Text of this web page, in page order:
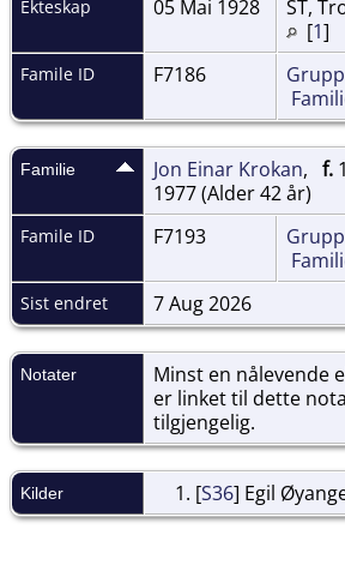
Ekteskap 05 Mai 1928
ST,
[1]
Famile ID F7186
Familie Jon Einar Krokan, f.
1977 (Alder 42 år)
Famile ID F7193
Sist endret 7 Aug 2026
Notater
Minst en nålevende
er linket til dette
tilgjengelig.
Kilder [S36] Egil